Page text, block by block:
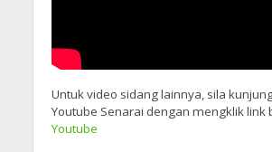
Untuk video sidang lainnya, sila
Youtube Senarai dengan mengklik link
Youtube